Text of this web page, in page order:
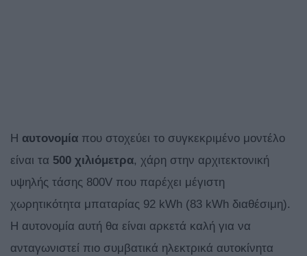
Η αυτονομία που στοχεύει το συγκεκριμένο μοντέλο
είναι τα 500 χιλιόμετρα, χάρη στην αρχιτεκτονική
υψηλής τάσης 800V που παρέχει μέγιστη
χωρητικότητα μπαταρίας 92 kWh (83 kWh διαθέσιμη).
Η αυτονομία αυτή θα είναι αρκετά καλή για να
ανταγωνιστεί πιο συμβατικά ηλεκτρικά αυτοκίνητα